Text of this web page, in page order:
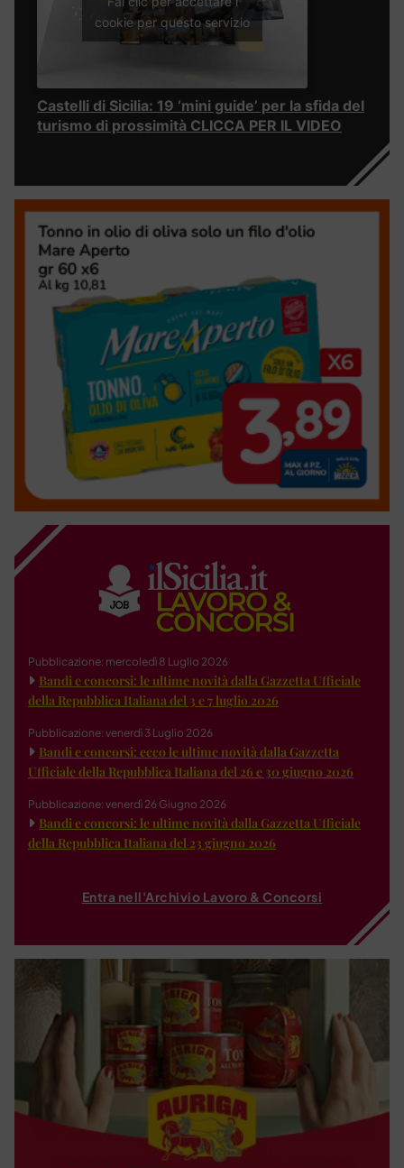
cookie per questo servizio
Castelli di Sicilia: 19 ‘mini guide’ per la sfida del
turismo di prossimità CLICCA PER IL VIDEO
Pubblicazione: mercoledì 8 Luglio 2026
Bandi e concorsi: le ultime novità dalla Gazzetta Ufficiale
della Repubblica Italiana del 3 e 7 luglio 2026
Pubblicazione: venerdì 3 Luglio 2026
Bandi e concorsi: ecco le ultime novità dalla Gazzetta
Ufficiale della Repubblica Italiana del 26 e 30 giugno 2026
Pubblicazione: venerdì 26 Giugno 2026
Bandi e concorsi: le ultime novità dalla Gazzetta Ufficiale
della Repubblica Italiana del 23 giugno 2026
Entra nell'Archivio Lavoro & Concorsi